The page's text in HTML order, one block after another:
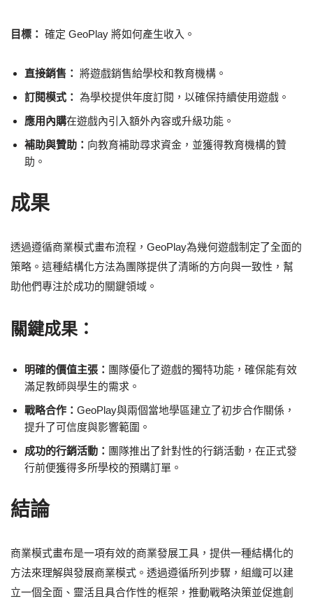
目標： 確定 GeoPlay 將如何產生收入。
直接銷售： 將遊戲銷售給學校和教育機構。
訂閱模式： 為學校提供年度訂閱，以確保持續使用遊戲。
應用內購在遊戲內引入額外內容或升級功能。
補助與贊助： 向教育補助尋求資金，並獲得教育機構的贊
助。
成果
透過遵循商業模式畫布流程，GeoPlay為幾何遊戲制定了全面的
策略。這種結構化方法為團隊提供了清晰的方向與一致性，幫
助他們專注於成功的關鍵領域。
關鍵成果：
明確的價值主張： 團隊優化了遊戲的獨特功能，確保能有效
滿足教師與學生的需求。
戰略合作： GeoPlay與兩個當地學區建立了初步合作關係，
提升了可信度與影響範圍。
成功的行銷活動： 團隊推出了針對性的行銷活動，在正式發
行前便獲得多所學校的預購訂單。
結論
商業模式畫布是一項有效的商業發展工具，提供一種結構化的
方法來理解與發展商業模式。透過遵循所列步驟，組織可以建
立一個全面、靈活且具合作性的框架，推動戰略決策並促進創